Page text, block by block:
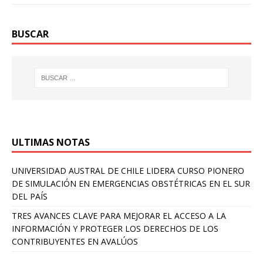
BUSCAR
ULTIMAS NOTAS
UNIVERSIDAD AUSTRAL DE CHILE LIDERA CURSO PIONERO
DE SIMULACIÓN EN EMERGENCIAS OBSTÉTRICAS EN EL SUR
DEL PAÍS
TRES AVANCES CLAVE PARA MEJORAR EL ACCESO A LA
INFORMACIÓN Y PROTEGER LOS DERECHOS DE LOS
CONTRIBUYENTES EN AVALÚOS